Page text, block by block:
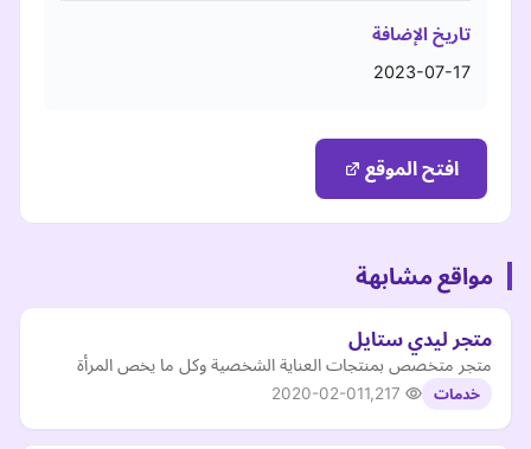
تاريخ الإضافة
2023-07-17
افتح الموقع
مواقع مشابهة
متجر ليدي ستايل
متجر متخصص بمنتجات العناية الشخصية وكل ما يخص المرأة
خدمات 2020-02-01